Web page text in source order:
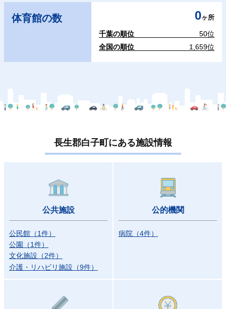
体育館の数 0ヶ所
千葉の順位
50位
全国の順位
1,659位
長生郡白子町にある施設情報
公共施設
公民館 （1件）
公園
（1件）
文化施設 （2件）
介護・リハビリ施設 （9件）
公的機関
病院 （4件）